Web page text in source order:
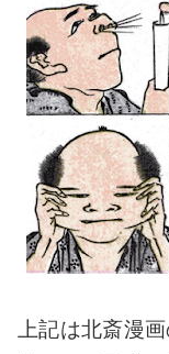
上記は北斎漫